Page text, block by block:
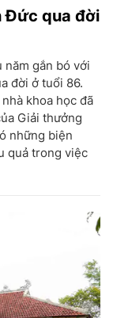
Đức qua đời
năm gắn bó với
đời ở tuổi 86.
khoa học đã
Giải thưởng
những biện
quả trong việc